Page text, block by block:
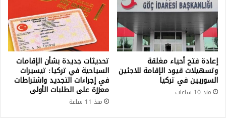
إعادة فتح أحياء مغلقة
وتسهيلات قيود الإقامة للاجئين
السوريين في تركيا
منذ 10 ساعات
تحديثات جديدة بشأن الإقامات
السياحية في تركيا: تيسيرات
في إجراءات التجديد واشتراطات
معززة على الطلبات الأولى
منذ 11 ساعة